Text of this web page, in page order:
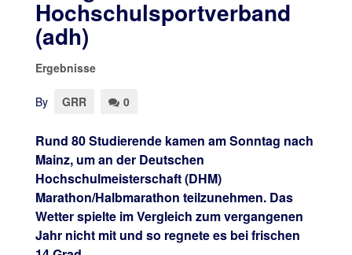
Hochschulsportverband
(adh)
Ergebnisse
By GRR 0
Rund 80 Studierende kamen am Sonntag nach
Mainz, um an der Deutschen
Hochschulmeisterschaft (DHM)
Marathon/Halbmarathon teilzunehmen. Das
Wetter spielte im Vergleich zum vergangenen
Jahr nicht mit und so regnete es bei frischen